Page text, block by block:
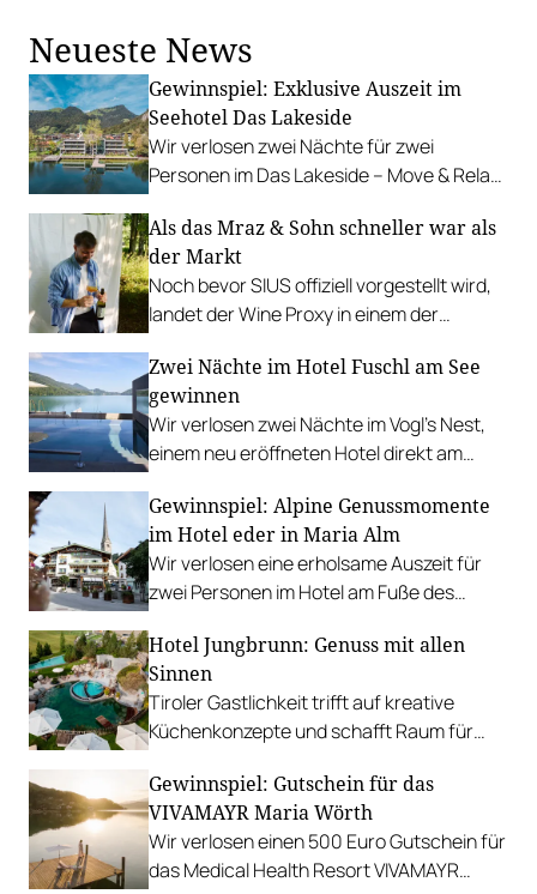
Neueste News
Gewinnspiel: Exklusive Auszeit im
Seehotel Das Lakeside
Wir verlosen zwei Nächte für zwei
Personen im Das Lakeside – Move & Relax
Als das Mraz & Sohn schneller war als
der Markt
Noch bevor SIUS offiziell vorgestellt wird,
landet der Wine Proxy in einem der
Österreichs. Ein Zufall. Und irgendwie
auch keiner.
Zwei Nächte im Hotel Fuschl am See
gewinnen
Wir verlosen zwei Nächte im Vogl’s Nest,
einem neu eröffneten Hotel direkt am
Gewinnspiel: Alpine Genussmomente
im Hotel eder in Maria Alm
Wir verlosen eine erholsame Auszeit für
zwei Personen im Hotel am Fuße des
Hotel Jungbrunn: Genuss mit allen
Sinnen
Tiroler Gastlichkeit trifft auf kreative
Küchenkonzepte und schafft Raum für
Gewinnen Sie eine Auszeit in Tannheim.
Gewinnspiel: Gutschein für das
VIVAMAYR Maria Wörth
Wir verlosen einen 500 Euro Gutschein für
das Medical Health Resort VIVAMAYR